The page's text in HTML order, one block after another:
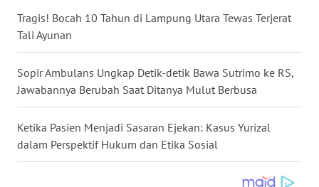
Tragis! Bocah 10 Tahun di Lampung Utara Tewas Terjerat
Tali Ayunan
Sopir Ambulans Ungkap Detik-detik Bawa Sutrimo ke RS,
Jawabannya Berubah Saat Ditanya Mulut Berbusa
Ketika Pasien Menjadi Sasaran Ejekan: Kasus Yurizal
dalam Perspektif Hukum dan Etika Sosial
WN
SUMBAR
WN
SUMSEL
WN
BENGKULU